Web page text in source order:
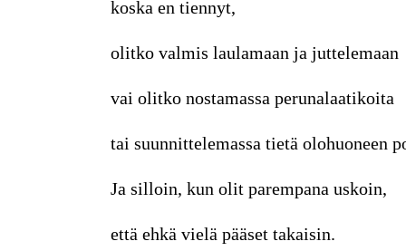
koska en tiennyt,
olitko valmis laulamaan ja juttelemaan
vai olitko nostamassa perunalaatikoita
tai suunnittelemassa tietä olohuoneen
Ja silloin, kun olit parempana uskoin,
että ehkä vielä pääset takaisin.